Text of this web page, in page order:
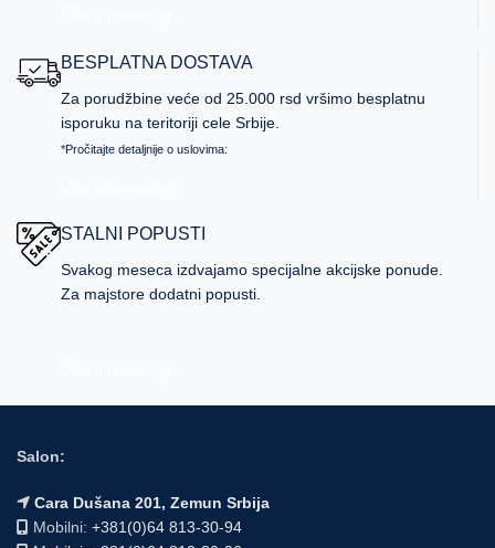
BESPLATNA DOSTAVA
Za porudžbine veće od 25.000 rsd vršimo besplatnu
isporuku na teritoriji cele Srbije.
*Pročitajte detaljnije o uslovima:
STALNI POPUSTI
Svakog meseca izdvajamo specijalne akcijske ponude.
Za majstore dodatni popusti.
Salon:
Cara Dušana 201, Zemun Srbija
Mobilni: +381(0)64 813-30-94